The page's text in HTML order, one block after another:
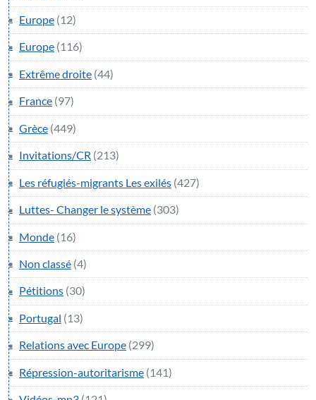
Europe (12)
Europe (116)
Extrême droite (44)
France (97)
Grèce (449)
Invitations/CR (213)
Les réfugiés-migrants Les exilés (427)
Luttes- Changer le système (303)
Monde (16)
Non classé (4)
Pétitions (30)
Portugal (13)
Relations avec Europe (299)
Répression-autoritarisme (141)